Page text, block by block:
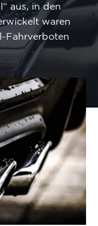
aus, in den
waren
Fahrverboten